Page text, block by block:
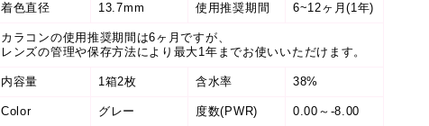
着色直径 13.7mm 使用推奨期間 6~12ヶ月(1年)
カラコンの使用推奨期間は6ヶ月ですが、
レンズの管理や保存方法により最大1年までお使いいただけます。
内容量 1箱2枚 含水率 38%
Color グレー 度数(PWR) 0.00～-8.00